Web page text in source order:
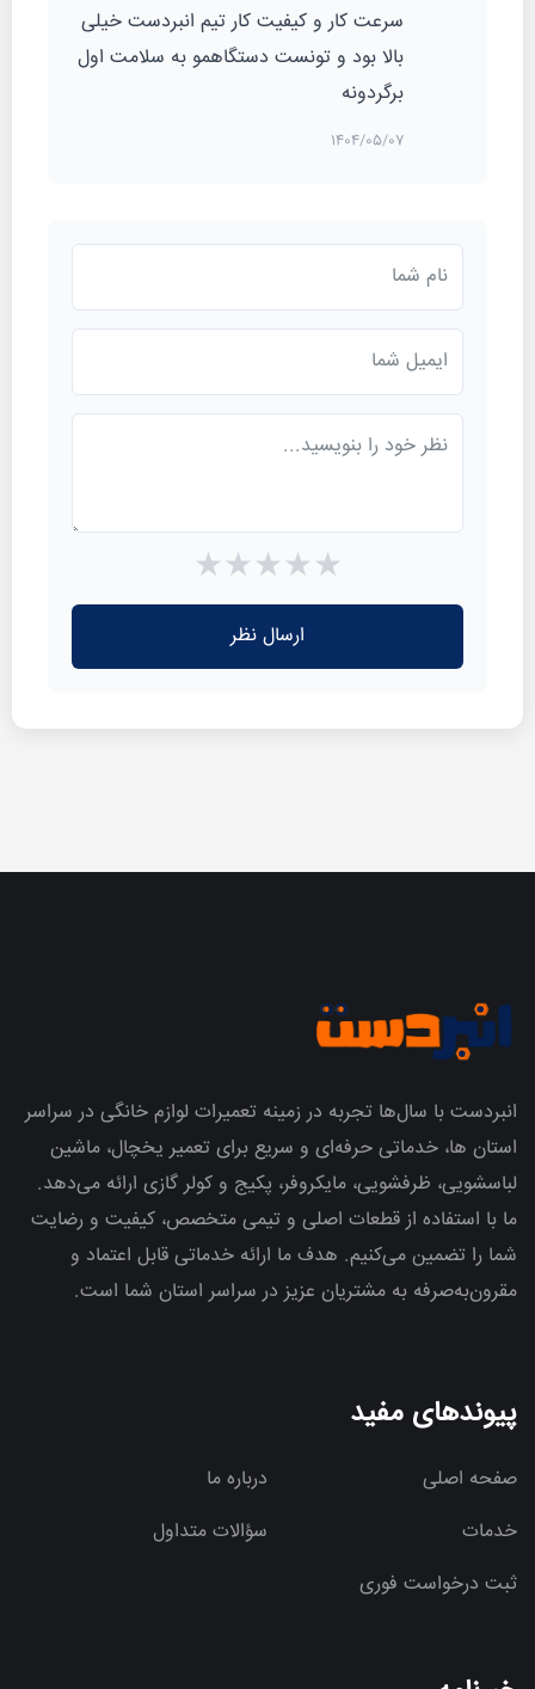
سرعت کار و کیفیت کار تیم انبردست خیلی
بالا بود و تونست دستگاهمو به سلامت اول
برگردونه
1404/05/07
★★★★★
ارسال نظر
انبردست با سال‌ها تجربه در زمینه تعمیرات لوازم خانگی در سراسر
استان ها، خدماتی حرفه‌ای و سریع برای تعمیر یخچال، ماشین
لباسشویی، ظرفشویی، مایکروفر، پکیج و کولر گازی ارائه می‌دهد.
ما با استفاده از قطعات اصلی و تیمی متخصص، کیفیت و رضایت
شما را تضمین می‌کنیم. هدف ما ارائه خدماتی قابل اعتماد و
مقرون‌به‌صرفه به مشتریان عزیز در سراسر استان شما است.
پیوندهای مفید
صفحه اصلی
درباره ما
خدمات
سؤالات متداول
ثبت درخواست فوری